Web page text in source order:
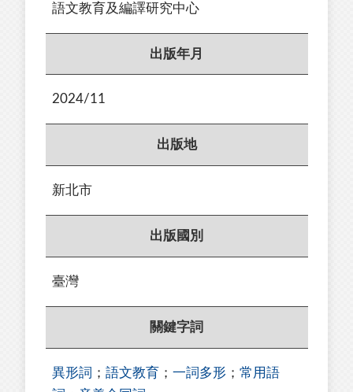
語文教育及編譯研究中心
出版年月
2024/11
出版地
新北市
出版國別
臺灣
關鍵字詞
異形詞 ； 語文教育 ； 一詞多形 ； 常用語